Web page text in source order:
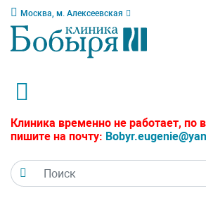
Москва, м. Алексеевская
Клиника временно не работает, по
пишите на почту: